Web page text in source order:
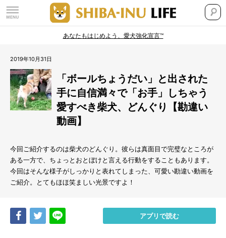
あなたもはじめよう、愛犬強化宣言™
2019年10月31日
「ボールちょうだい」と出された
手に自信満々で「お手」しちゃう
愛すべき柴犬、どんぐり【勘違い
動画】
今回ご紹介するのは柴犬のどんぐり。彼らは真面目で完璧なところが
ある一方で、ちょっとおとぼけと言える行動をすることもあります。
今回はそんな様子がしっかりと表れてしまった、可愛い勘違い動画を
ご紹介。とてもほほ笑ましい光景ですよ！
Share Tweet アプリで読む